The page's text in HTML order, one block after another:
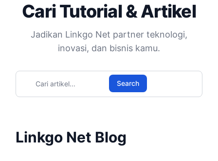
Cari Tutorial & Artikel
Jadikan Linkgo Net partner teknologi,
inovasi, dan bisnis kamu.
Cari artikel
Search
Linkgo Net Blog